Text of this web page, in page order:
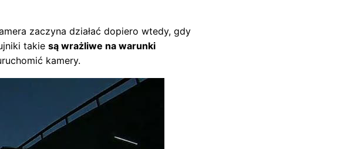
zaczyna działać dopiero wtedy, gdy
takie są wrażliwe na warunki
kamery.